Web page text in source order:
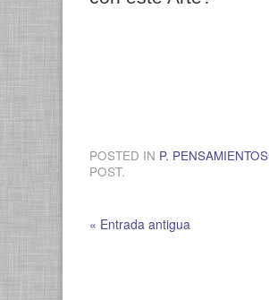
POSTED IN P. PENSAMIENTOS
POST.
« Entrada antigua